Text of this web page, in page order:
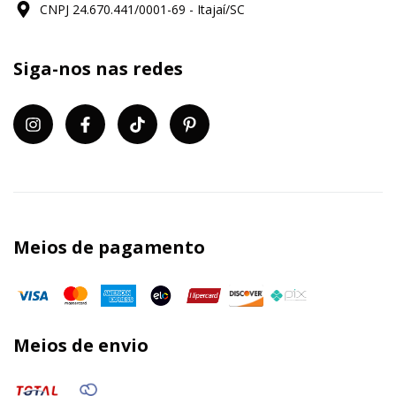
CNPJ 24.670.441/0001-69 - Itajaí/SC
Siga-nos nas redes
Meios de pagamento
Meios de envio